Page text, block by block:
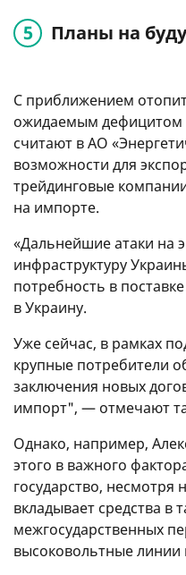
Планы на
С приближением
ожидаемым дефицитом
считают в АО
возможности для
трейдинговые
на импорте.
«Дальнейшие атаки на
инфраструктуру
потребность в
в Украину.
Уже сейчас, в рамках
крупные потребители
заключения новых
импорт", — отмечают
Однако, например,
этого в важного
государство, несмотря
вкладывает средства в
межгосударственных
высоковольтные линии